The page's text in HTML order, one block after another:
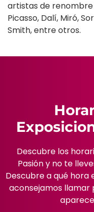
artistas de renombre
Picasso, Dalí, Miró,
Smith, entre otros.
Descubre los
Pasión y no te
Descubre a qué hora
aconsejamos llamar